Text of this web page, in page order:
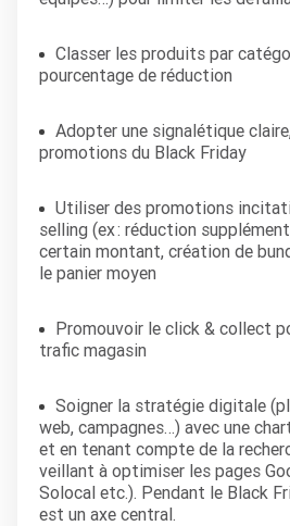
Classer les produits par
pourcentage de réduction
Adopter une signalétique
promotions du Black Friday
Utiliser des promotions
selling (ex : réduction
certain montant, création de
le panier moyen
Promouvoir le click & collect
trafic magasin
Soigner la stratégie digitale
web, campagnes…) avec une
et en tenant compte de la
veillant à optimiser les pages
Solocal etc.). Pendant le Black
est un axe central.